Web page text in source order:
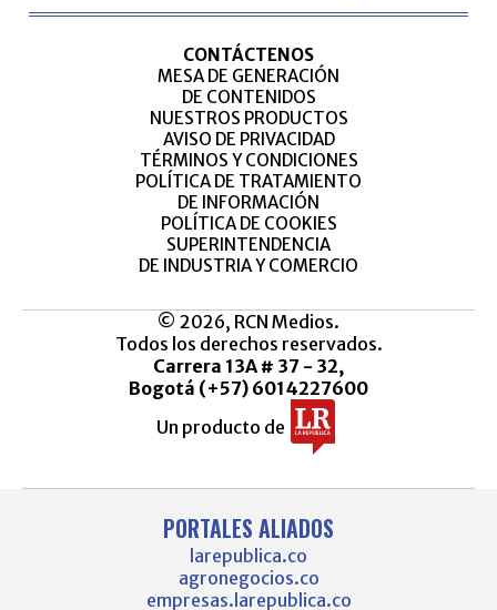
CONTÁCTENOS
MESA DE GENERACIÓN
DE CONTENIDOS
NUESTROS PRODUCTOS
AVISO DE PRIVACIDAD
TÉRMINOS Y CONDICIONES
POLÍTICA DE TRATAMIENTO
DE INFORMACIÓN
POLÍTICA DE COOKIES
SUPERINTENDENCIA
DE INDUSTRIA Y COMERCIO
© 2026, RCN Medios.
Todos los derechos reservados.
Carrera 13A # 37 - 32,
Bogotá (+57) 6014227600
Un producto de
PORTALES ALIADOS
larepublica.co
agronegocios.co
empresas.larepublica.co